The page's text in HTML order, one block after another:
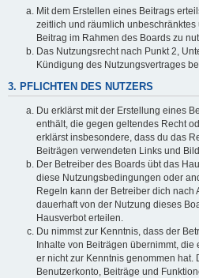
Mit dem Erstellen eines Beitrags
zeitlich und räumlich
Beitrag im Rahmen des Boards zu
Das Nutzungsrecht nach Punkt 2,
Kündigung des Nutzungsvertrages
3. PFLICHTEN DES NUTZERS
Du erklärst mit der Erstellung eines
enthält, die gegen geltendes Recht
erklärst insbesondere, dass du das
Beiträgen verwendeten Links und
Der Betreiber des Boards übt das
diese Nutzungsbedingungen oder
Regeln kann der Betreiber dich nach
dauerhaft von der Nutzung dieses
Hausverbot erteilen.
Du nimmst zur Kenntnis, dass der
Inhalte von Beiträgen übernimmt, die
er nicht zur Kenntnis genommen hat.
Benutzerkonto, Beiträge und